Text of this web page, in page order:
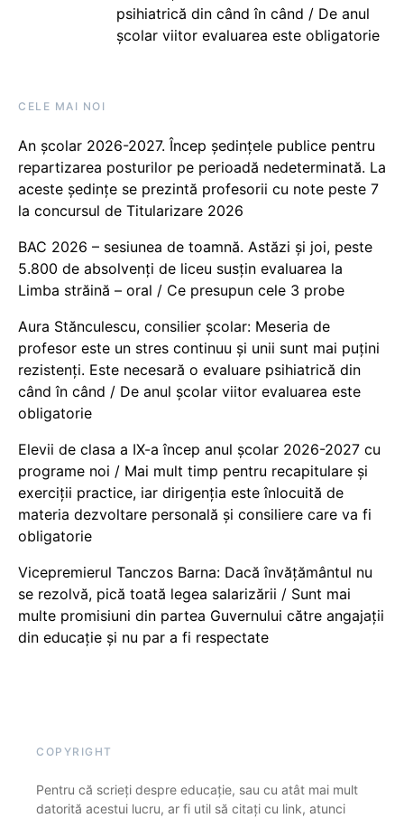
psihiatrică din când în când / De anul
școlar viitor evaluarea este obligatorie
CELE MAI NOI
An școlar 2026-2027. Încep ședințele publice pentru
repartizarea posturilor pe perioadă nedeterminată. La
aceste ședințe se prezintă profesorii cu note peste 7
la concursul de Titularizare 2026
BAC 2026 – sesiunea de toamnă. Astăzi și joi, peste
5.800 de absolvenți de liceu susțin evaluarea la
Limba străină – oral / Ce presupun cele 3 probe
Aura Stănculescu, consilier școlar: Meseria de
profesor este un stres continuu și unii sunt mai puțini
rezistenți. Este necesară o evaluare psihiatrică din
când în când / De anul școlar viitor evaluarea este
obligatorie
Elevii de clasa a IX-a încep anul școlar 2026-2027 cu
programe noi / Mai mult timp pentru recapitulare și
exerciții practice, iar dirigenția este înlocuită de
materia dezvoltare personală și consiliere care va fi
obligatorie
Vicepremierul Tanczos Barna: Dacă învățământul nu
se rezolvă, pică toată legea salarizării / Sunt mai
multe promisiuni din partea Guvernului către angajații
din educație și nu par a fi respectate
COPYRIGHT
Pentru că scrieți despre educație, sau cu atât mai mult
datorită acestui lucru, ar fi util să citați cu link, atunci